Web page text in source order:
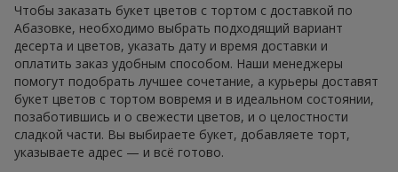
Чтобы заказать букет цветов с тортом с доставкой по
Абазовке, необходимо выбрать подходящий вариант
десерта и цветов, указать дату и время доставки и
оплатить заказ удобным способом. Наши менеджеры
помогут подобрать лучшее сочетание, а курьеры доставят
букет цветов с тортом вовремя и в идеальном состоянии,
позаботившись и о свежести цветов, и о целостности
сладкой части. Вы выбираете букет, добавляете торт,
указываете адрес — и всё готово.